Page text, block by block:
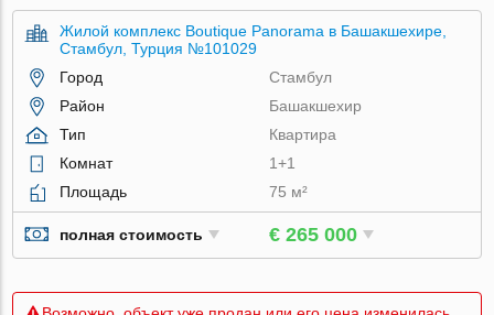
Жилой комплекс Boutique Panorama в Башакшехире,
Стамбул, Турция №101029
Город
Стамбул
Район
Башакшехир
Тип
Квартира
Комнат
1+1
Площадь
75 м²
полная стоимость € 265 000